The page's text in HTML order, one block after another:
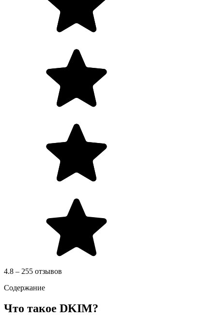
4.8 – 255 отзывов
Содержание
Что такое DKIM?